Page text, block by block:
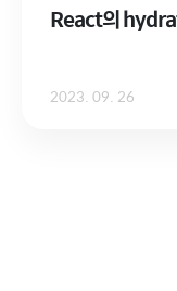
React의
2023. 09. 26